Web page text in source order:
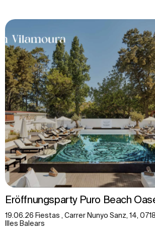
Eröffnungsparty Puro Beach
19.06.26 Fiestas , Carrer Nunyo Sanz, 14,
Illes Balears